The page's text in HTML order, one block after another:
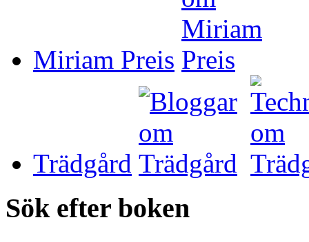
Miriam Preis
Trädgård
Sök efter boken